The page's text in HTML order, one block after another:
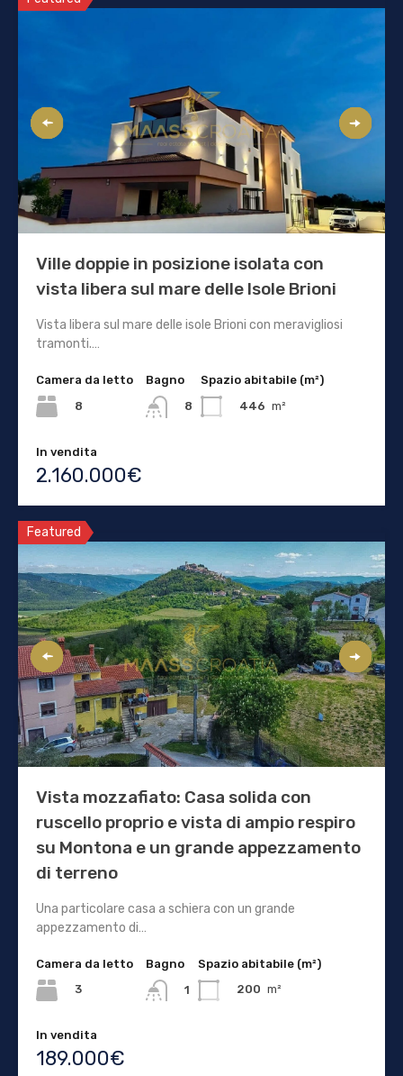
Ville doppie in posizione isolata con
vista libera sul mare delle Isole Brioni
Vista libera sul mare delle isole Brioni con meravigliosi
tramonti.…
Camera da letto
8
Bagno
8
Spazio abitabile (m²)
446 m²
In vendita
2.160.000€
Featured
Vista mozzafiato: Casa solida con
ruscello proprio e vista di ampio respiro
su Montona e un grande appezzamento
di terreno
Una particolare casa a schiera con un grande
appezzamento di…
Camera da letto
3
Bagno
1
Spazio abitabile (m²)
200 m²
In vendita
189.000€